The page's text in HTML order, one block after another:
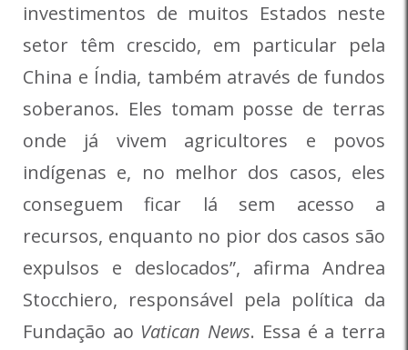
investimentos de muitos Estados neste
setor têm crescido, em particular pela
China e Índia, também através de fundos
soberanos. Eles tomam posse de terras
onde já vivem agricultores e povos
indígenas e, no melhor dos casos, eles
conseguem ficar lá sem acesso a
recursos, enquanto no pior dos casos são
expulsos e deslocados”, afirma Andrea
Stocchiero, responsável pela política da
Fundação ao Vatican News. Essa é a terra